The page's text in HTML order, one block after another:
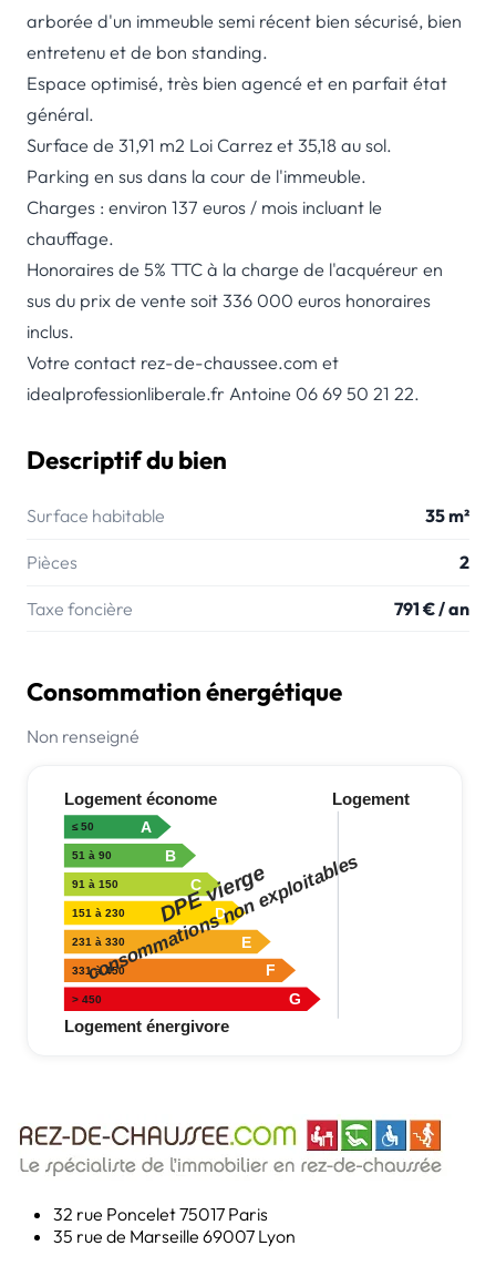
arborée d'un immeuble semi récent bien sécurisé, bien
entretenu et de bon standing.
Espace optimisé, très bien agencé et en parfait état
général.
Surface de 31,91 m2 Loi Carrez et 35,18 au sol.
Parking en sus dans la cour de l'immeuble.
Charges : environ 137 euros / mois incluant le
chauffage.
Honoraires de 5% TTC à la charge de l'acquéreur en
sus du prix de vente soit 336 000 euros honoraires
inclus.
Votre contact rez-de-chaussee.com et
idealprofessionliberale.fr Antoine 06 69 50 21 22.
Descriptif du bien
Surface habitable 35 m²
Pièces 2
Taxe foncière 791 € / an
Consommation énergétique
Non renseigné
32 rue Poncelet75017 Paris
35 rue de Marseille 69007 Lyon